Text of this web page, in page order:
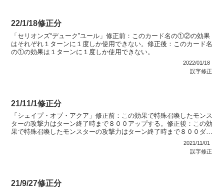
22/1/18修正分
「セリオンズ“デューク”ユール」修正前：このカード名の①②の効果
はそれぞれ１ターンに１度しか使用できない。修正後：このカード名
の①の効果は１ターンに１度しか使用できない。
2022/01/18
誤字修正
21/11/1修正分
「シェイプ・オブ・アクア」修正前：この効果で特殊召喚したモンス
ターの攻撃力はターン終了時まで８００アップする。修正後：この効
果で特殊召喚したモンスターの攻撃力はターン終了時まで８００ダウ
2021/11/01
誤字修正
21/9/27修正分